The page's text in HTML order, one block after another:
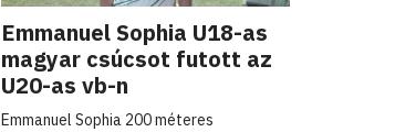
Emmanuel Sophia U18-as
magyar csúcsot futott az
U20-as vb-n
Emmanuel Sophia 200 méteres